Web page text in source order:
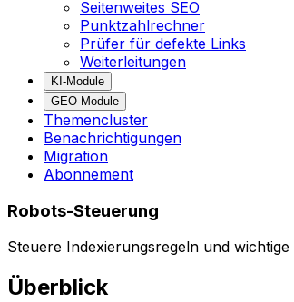
Seitenweites SEO
Punktzahlrechner
Prüfer für defekte Links
Weiterleitungen
KI-Module
GEO-Module
Themencluster
Benachrichtigungen
Migration
Abonnement
Robots-Steuerung
Steuere Indexierungsregeln und
Überblick